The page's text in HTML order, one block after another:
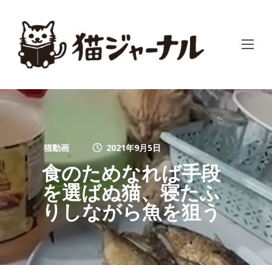
猫動画 2021年9月5日
食のためなれば手段
を選ばぬ猫、寝たふ
りしながら魚を狙う